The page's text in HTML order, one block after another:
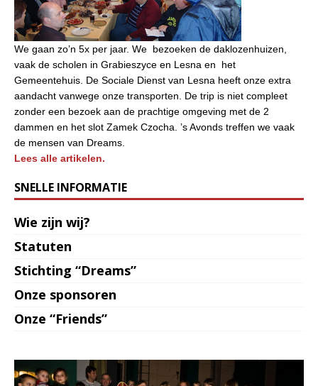
We gaan zo’n 5x per jaar. We bezoeken de daklozenhuizen,
vaak de scholen in Grabieszyce en Lesna en het
Gemeentehuis. De Sociale Dienst van Lesna heeft onze extra
aandacht vanwege onze transporten. De trip is niet compleet
zonder een bezoek aan de prachtige omgeving met de 2
dammen en het slot Zamek Czocha. ’s Avonds treffen we vaak
de mensen van Dreams.
Lees alle artikelen.
SNELLE INFORMATIE
Wie zijn wij?
Statuten
Stichting “Dreams”
Onze sponsoren
Onze “Friends”